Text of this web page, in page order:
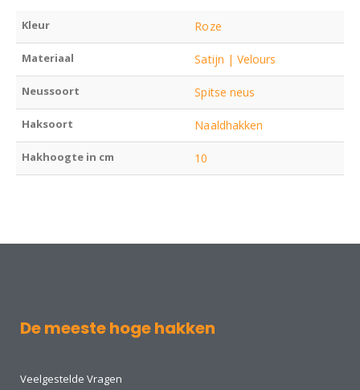
Kleur Roze
Materiaal Satijn | Velours
Neussoort Spitse neus
Haksoort Naaldhakken
Hakhoogte in cm 10
De meeste hoge hakken
Veelgestelde Vragen